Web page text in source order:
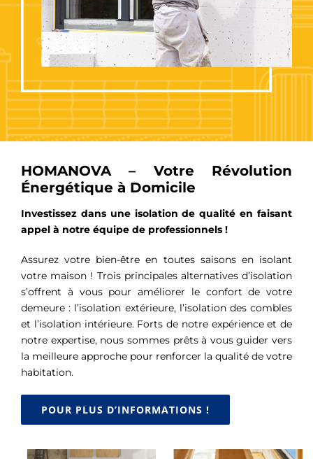
HOMANOVA – Votre Révolution
Énergétique à Domicile
Investissez dans une isolation de qualité en faisant
appel à notre équipe de professionnels !
Assurez votre bien-être en toutes saisons en isolant
votre maison ! Trois principales alternatives d’isolation
s’offrent à vous pour améliorer le confort de votre
demeure : l’isolation extérieure, l’isolation des combles
et l’isolation intérieure. Forts de notre expérience et de
notre expertise, nous sommes prêts à vous guider vers
la meilleure approche pour renforcer la qualité de votre
habitation.
POUR PLUS D’INFORMATIONS !